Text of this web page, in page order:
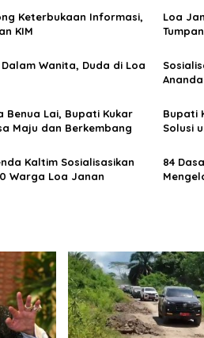
Keterbukaan Informasi,
KIM
Loa
Wanita, Duda di Loa
Benua Lai, Bupati Kukar
Maju dan Berkembang
Bupati
Solusi
Kaltim Sosialisasikan
Warga Loa Janan
84